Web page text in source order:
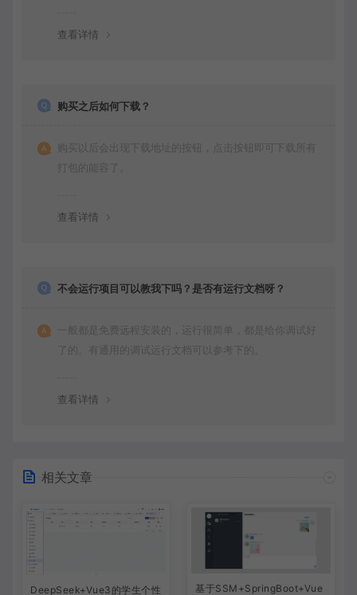
查看详情
购买之后如何下载？
购买以后会出现下载地址的按钮，点击按钮即可下载所有
打包的能容了。
查看详情
不会运行项目可以教我下吗？是否有运行文档呀？
一般都是免费远程安装的，运行很简单，都是给你调试好
了的。有通用的调试运行文档可以参考下的。
查看详情
相关文章
DeepSeek+Vue3的学生个性
基于SSM+SpringBoot+Vue